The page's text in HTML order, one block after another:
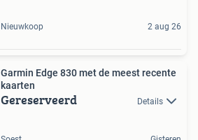
Nieuwkoop 2 aug 26
Garmin Edge 830 met de meest recente
kaarten
Gereserveerd Details